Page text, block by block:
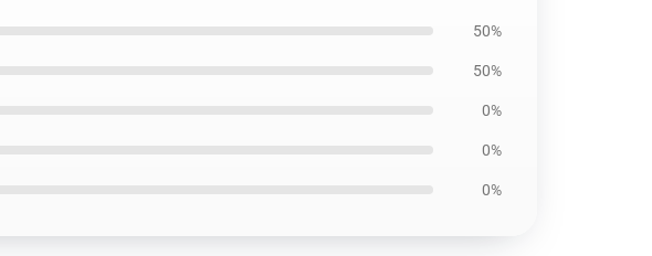
50%
50%
0%
0%
0%